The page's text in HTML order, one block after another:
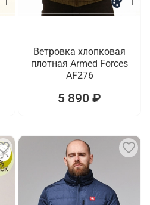
Ветровка хлопковая
плотная Armed Forces
AF276
5 890 ₽